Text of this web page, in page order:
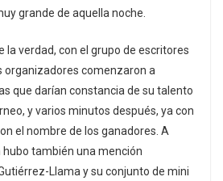
grande de aquella noche.
la verdad, con el grupo de escritores
organizadores comenzaron a
que darían constancia de su talento
y varios minutos después, ya con
el nombre de los ganadores. A
también una mención
Llama y su conjunto de mini